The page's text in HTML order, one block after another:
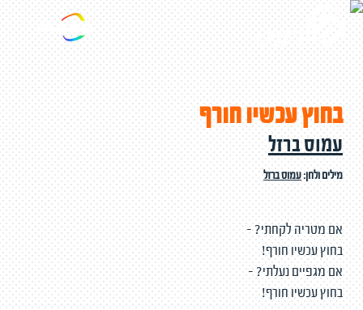
בחוץ עכשיו חורף
עמוס ברזל
מילים ולחן:עמוס ברזל
אם מטריה לקחתי? -
בחוץ עכשיו חורף!
אם מגפיים נעלתי? -
בחוץ עכשיו חורף!